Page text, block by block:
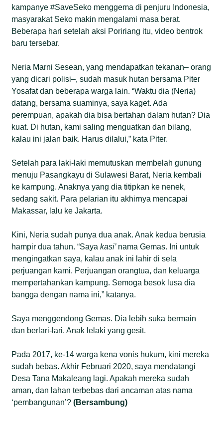
kampanye #SaveSeko menggema di penjuru Indonesia,
masyarakat Seko makin mengalami masa berat.
Beberapa hari setelah aksi Poririang itu, video bentrok
baru tersebar.
Neria Marni Sesean, yang mendapatkan tekanan– orang
yang dicari polisi–, sudah masuk hutan bersama Piter
Yosafat dan beberapa warga lain. “Waktu dia (Neria)
datang, bersama suaminya, saya kaget. Ada
perempuan, apakah dia bisa bertahan dalam hutan? Dia
kuat. Di hutan, kami saling menguatkan dan bilang,
kalau ini jalan baik. Harus dilalui,” kata Piter.
Setelah para laki-laki memutuskan membelah gunung
menuju Pasangkayu di Sulawesi Barat, Neria kembali
ke kampung. Anaknya yang dia titipkan ke nenek,
sedang sakit. Para pelarian itu akhirnya mencapai
Makassar, lalu ke Jakarta.
Kini, Neria sudah punya dua anak. Anak kedua berusia
hampir dua tahun. “Sayakasi’ nama Gemas. Ini untuk
mengingatkan saya, kalau anak ini lahir di sela
perjuangan kami. Perjuangan orangtua, dan keluarga
mempertahankan kampung. Semoga besok lusa dia
bangga dengan nama ini,” katanya.
Saya menggendong Gemas. Dia lebih suka bermain
dan berlari-lari. Anak lelaki yang gesit.
Pada 2017, ke-14 warga kena vonis hukum, kini mereka
sudah bebas. Akhir Februari 2020, saya mendatangi
Desa Tana Makaleang lagi. Apakah mereka sudah
aman, dan lahan terbebas dari ancaman atas nama
‘pembangunan’?(Bersambung)